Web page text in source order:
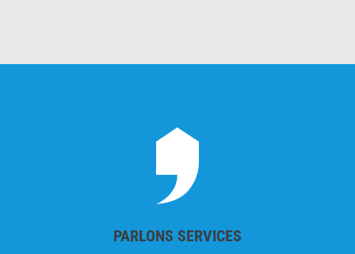
PARLONS SERVICES